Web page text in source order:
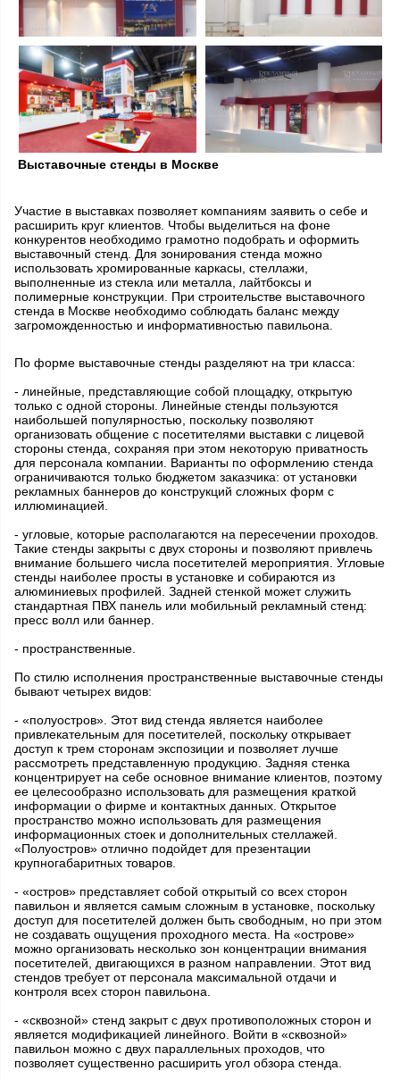
Выставочные стенды в Москве
Участие в выставках позволяет компаниям заявить о себе и
расширить круг клиентов. Чтобы выделиться на фоне
конкурентов необходимо грамотно подобрать и оформить
выставочный стенд. Для зонирования стенда можно
использовать хромированные каркасы, стеллажи,
выполненные из стекла или металла, лайтбоксы и
полимерные конструкции. При строительстве выставочного
стенда в Москве необходимо соблюдать баланс между
загроможденностью и информативностью павильона.
По форме выставочные стенды разделяют на три класса:
- линейные, представляющие собой площадку, открытую
только с одной стороны. Линейные стенды пользуются
наибольшей популярностью, поскольку позволяют
организовать общение с посетителями выставки с лицевой
стороны стенда, сохраняя при этом некоторую приватность
для персонала компании. Варианты по оформлению стенда
ограничиваются только бюджетом заказчика: от установки
рекламных баннеров до конструкций сложных форм с
иллюминацией.
- угловые, которые располагаются на пересечении проходов.
Такие стенды закрыты с двух стороны и позволяют привлечь
внимание большего числа посетителей мероприятия. Угловые
стенды наиболее просты в установке и собираются из
алюминиевых профилей. Задней стенкой может служить
стандартная ПВХ панель или мобильный рекламный стенд:
пресс волл или баннер.
- пространственные.
По стилю исполнения пространственные выставочные стенды
бывают четырех видов:
- «полуостров». Этот вид стенда является наиболее
привлекательным для посетителей, поскольку открывает
доступ к трем сторонам экспозиции и позволяет лучше
рассмотреть представленную продукцию. Задняя стенка
концентрирует на себе основное внимание клиентов, поэтому
ее целесообразно использовать для размещения краткой
информации о фирме и контактных данных. Открытое
пространство можно использовать для размещения
информационных стоек и дополнительных стеллажей.
«Полуостров» отлично подойдет для презентации
крупногабаритных товаров.
- «остров» представляет собой открытый со всех сторон
павильон и является самым сложным в установке, поскольку
доступ для посетителей должен быть свободным, но при этом
не создавать ощущения проходного места. На «острове»
можно организовать несколько зон концентрации внимания
посетителей, двигающихся в разном направлении. Этот вид
стендов требует от персонала максимальной отдачи и
контроля всех сторон павильона.
- «сквозной» стенд закрыт с двух противоположных сторон и
является модификацией линейного. Войти в «сквозной»
павильон можно с двух параллельных проходов, что
позволяет существенно расширить угол обзора стенда.